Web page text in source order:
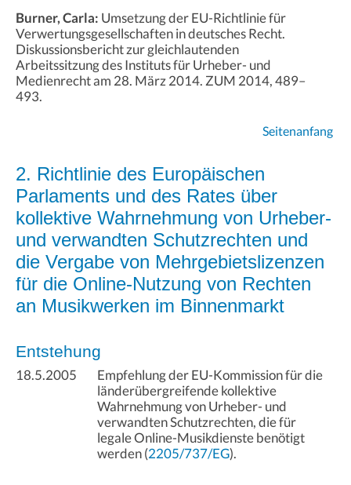
Burner, Carla: Umsetzung der EU-Richtlinie für
Verwertungsgesellschaften in deutsches Recht.
Diskussionsbericht zur gleichlautenden
Arbeitssitzung des Instituts für Urheber- und
Medienrecht am 28. März 2014. ZUM 2014, 489–
493.
Seitenanfang
2. Richtlinie des Europäischen
Parlaments und des Rates über
kollektive Wahrnehmung von Urheber-
und verwandten Schutzrechten und
die Vergabe von Mehrgebietslizenzen
für die Online-Nutzung von Rechten
an Musikwerken im Binnenmarkt
Entstehung
18.5.2005
Empfehlung der EU-Kommission für die
länderübergreifende kollektive
Wahrnehmung von Urheber- und
verwandten Schutzrechten, die für
legale Online-Musikdienste benötigt
werden (2205/737/EG).